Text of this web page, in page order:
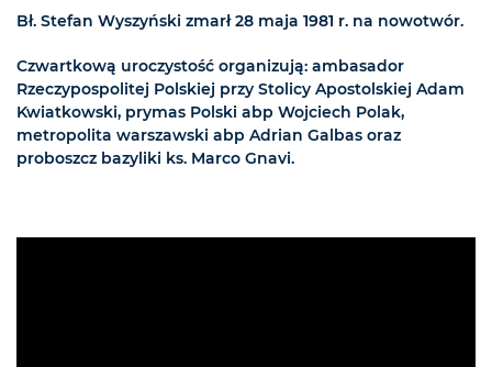
Bł. Stefan Wyszyński zmarł 28 maja 1981 r. na nowotwór.
Czwartkową uroczystość organizują: ambasador
Rzeczypospolitej Polskiej przy Stolicy Apostolskiej Adam
Kwiatkowski, prymas Polski abp Wojciech Polak,
metropolita warszawski abp Adrian Galbas oraz
proboszcz bazyliki ks. Marco Gnavi.